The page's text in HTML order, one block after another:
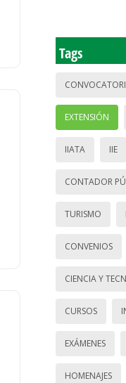
Tags
EXTENSIÓN
IIATA IIE
CONTADOR
TURISMO
CONVENIOS
CIENCIA Y
CURSOS
EXÁMENES
HOMENAJES